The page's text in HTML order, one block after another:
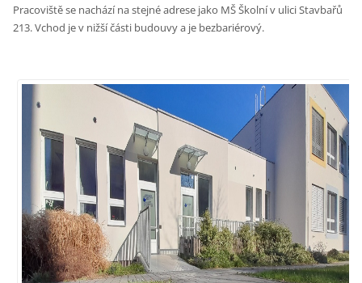
Pracoviště se nachází na stejné adrese jako MŠ Školní v ulici Stavbařů
213. Vchod je v nižší části budouvy a je bezbariérový.